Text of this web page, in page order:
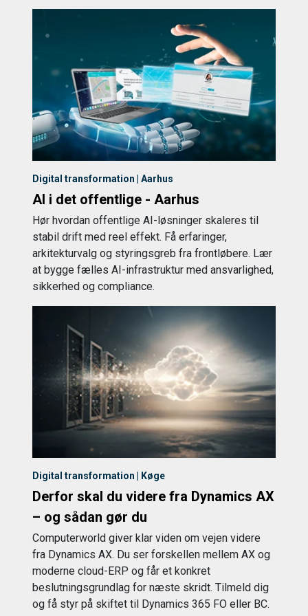
Digital transformation | Aarhus
AI i det offentlige - Aarhus
Hør hvordan offentlige AI-løsninger skaleres til
stabil drift med reel effekt. Få erfaringer,
arkitekturvalg og styringsgreb fra frontløbere. Lær
at bygge fælles AI-infrastruktur med ansvarlighed,
sikkerhed og compliance.
Digital transformation | Køge
Derfor skal du videre fra Dynamics AX
– og sådan gør du
Computerworld giver klar viden om vejen videre
fra Dynamics AX. Du ser forskellen mellem AX og
moderne cloud-ERP og får et konkret
beslutningsgrundlag for næste skridt. Tilmeld dig
og få styr på skiftet til Dynamics 365 FO eller BC.